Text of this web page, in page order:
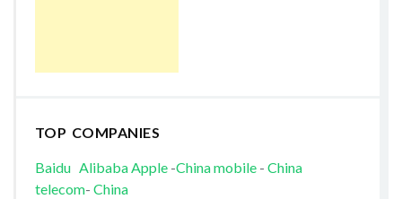
TOP COMPANIES
Baidu AlibabaApple-China mobile- China
telecom- China